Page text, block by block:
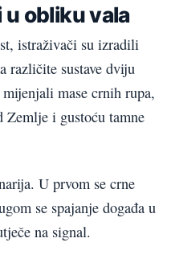
u obliku vala
istraživači su izradili
različite sustave dviju
mase crnih rupa,
Zemlje i gustoću tamne
U prvom se crne
se spajanje događa u
na signal.